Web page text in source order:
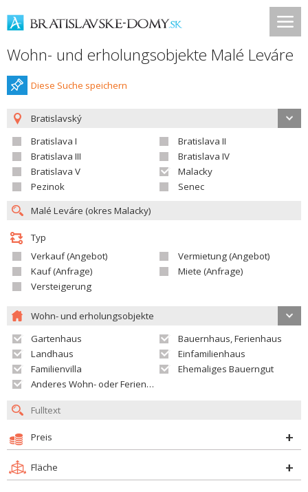
Wohn- und erholungsobjekte Malé Leváre
Diese Suche speichern
Bratislavský
Bratislava I
Bratislava II
Bratislava III
Bratislava IV
Bratislava V
Malacky
Pezinok
Senec
Typ
Verkauf (Angebot)
Vermietung (Angebot)
Kauf (Anfrage)
Miete (Anfrage)
Versteigerung
Wohn- und erholungsobjekte
Gartenhaus
Bauernhaus, Ferienhaus
Landhaus
Einfamilienhaus
Familienvilla
Ehemaliges Bauerngut
Anderes Wohn- oder Ferienobjekt
Preis
Fläche